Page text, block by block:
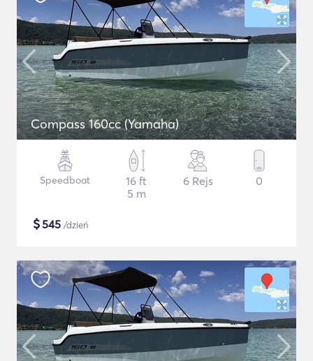
Compass 160cc (Yamaha)
Speedboat
16 ft
5 m
6 Rejs 0
$545 /dzień